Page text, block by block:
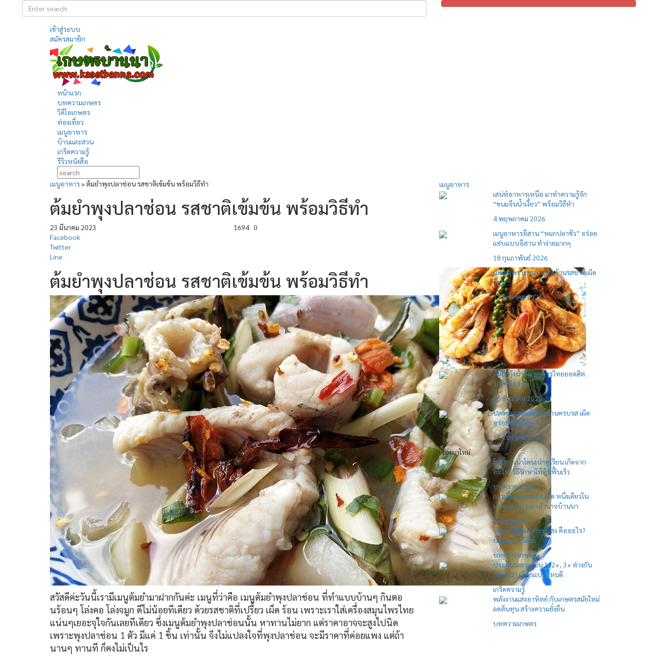
เข้าสู่ระบบ
สมัครสมาชิก
หน้าแรก
บทความเกษตร
วิดีโอเกษตร
ท่องเที่ยว
เมนูอาหาร
บ้านและสวน
เกร็ดความรู้
รีวิวหนังสือ
เมนูอาหาร»ต้มยำพุงปลาช่อน รสชาติเข้มข้น พร้อมวิธีทำ
ต้มยำพุงปลาช่อน รสชาติเข้มข้น พร้อมวิธีทำ
23 มีนาคม 2023 1694 0
Facebook
Twitter
Line
ต้มยำพุงปลาช่อน รสชาติเข้มข้น พร้อมวิธีทำ
สวัสดีค่ะวันนี้เรามีเมนูต้มยำมาฝากกันค่ะ เมนูที่ว่าคือ เมนูต้มยำพุงปลาช่อน ที่ทำแบบบ้านๆ กินตอ
นร้อนๆ โล่งคอ โล่งจมูก ดีไม่น้อยทีเดียว ด้วยรสชาติที่เปรี้ยว เผ็ด ร้อน เพราะเราใส่เครื่องสมุนไพรไทย
แน่นๆเยอะจุใจกันเลยทีเดียว ซึ่งเมนูต้มยำพุงปลาช่อนนั้น หาทานไม่ยาก แต่ราคาอาจจะสูงไปนิด
เพราะพุงปลาช่อน 1 ตัว มีแค่ 1 ชิ้น เท่านั้น จึงไม่แปลงใจที่พุงปลาช่อน จะมีราคาที่ค่อยแพง แต่ถ้า
นานๆ ทานที ก็คงไม่เป็นไร
เมนูอาหาร
เสน่ห์อาหารเหนือ มาทำความรู้จัก
“ขนมจีนน้ำเงี้ยว” พร้อมวิธีทำ
4 พฤษภาคม 2026
เมนูอาหารอีสาน “หมกปลาซิว” อร่อย
แซ่บแบบอีสาน ทำง่ายมากๆ
18 กุมภาพันธ์ 2026
ผัดกะเพราทะเล รสจัดจ้านรสชาติเผ็ด
ร้อน
13 มกราคม 2026
ต้มยำกุ้งน้ำข้น อาหารไทยยอดฮิต
รสชาติอร่อย
26 ธันวาคม 2025
ปลาช่อนผัดเผ็ด จัดจ้านครบรส เผ็ด
อร่อยต้องลอง
13 ธันวาคม 2025
เรื่องมาใหม่
โรครากเน่าโคนเน่าทุเรียน เกิดจาก
อะไร? วิธีรักษาให้ต้นฟื้นเร็ว
บทความเกษตร
การเลี้ยงปลาระบบปิด หนึ่งเดียวใน
หนองคาย | มหาอำนาจบ้านนา
วิดีโอเกษตร
จุลินทรีย์สังเคราะห์แสง คืออะไร?
ประโยชน์ วิธีใช้
บทความเกษตร
ประกันรถยนต์ชั้น 1, 2+, 3+ ต่างกัน
อย่างไร? เลือกแบบไหนดี
เกร็ดความรู้
พลังงานแสงอาทิตย์ กับเกษตรสมัยใหม่
ลดต้นทุน สร้างความยั่งยืน
บทความเกษตร